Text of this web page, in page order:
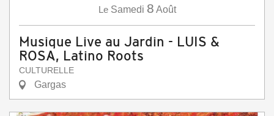
Le Samedi 8 Août
Musique Live au Jardin - LUIS &
ROSA, Latino Roots
CULTURELLE
Gargas